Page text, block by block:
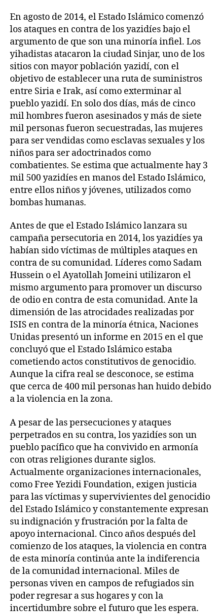
En agosto de 2014, el Estado Islámico comenzó
los ataques en contra de los yazidíes bajo el
argumento de que son una minoría infiel. Los
yihadistas atacaron la ciudad Sinjar, uno de los
sitios con mayor población yazidí, con el
objetivo de establecer una ruta de suministros
entre Siria e Irak, así como exterminar al
pueblo yazidí. En solo dos días, más de cinco
mil hombres fueron asesinados y más de siete
mil personas fueron secuestradas, las mujeres
para ser vendidas como esclavas sexuales y los
niños para ser adoctrinados como
combatientes. Se estima que actualmente hay 3
mil 500 yazidíes en manos del Estado Islámico,
entre ellos niños y jóvenes, utilizados como
bombas humanas.
Antes de que el Estado Islámico lanzara su
campaña persecutoria en 2014, los yazidíes ya
habían sido víctimas de múltiples ataques en
contra de su comunidad. Líderes como Sadam
Hussein o el Ayatollah Jomeini utilizaron el
mismo argumento para promover un discurso
de odio en contra de esta comunidad. Ante la
dimensión de las atrocidades realizadas por
ISIS en contra de la minoría étnica, Naciones
Unidas presentó un informe en 2015 en el que
concluyó que el Estado Islámico estaba
cometiendo actos constitutivos de genocidio.
Aunque la cifra real se desconoce, se estima
que cerca de 400 mil personas han huido debido
a la violencia en la zona.
A pesar de las persecuciones y ataques
perpetrados en su contra, los yazidíes son un
pueblo pacífico que ha convivido en armonía
con otras religiones durante siglos.
Actualmente organizaciones internacionales,
como Free Yezidi Foundation, exigen justicia
para las víctimas y supervivientes del genocidio
del Estado Islámico y constantemente expresan
su indignación y frustración por la falta de
apoyo internacional. Cinco años después del
comienzo de los ataques, la violencia en contra
de esta minoría continúa ante la indiferencia
de la comunidad internacional. Miles de
personas viven en campos de refugiados sin
poder regresar a sus hogares y con la
incertidumbre sobre el futuro que les espera.